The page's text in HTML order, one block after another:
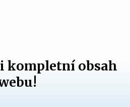
kompletní obsah